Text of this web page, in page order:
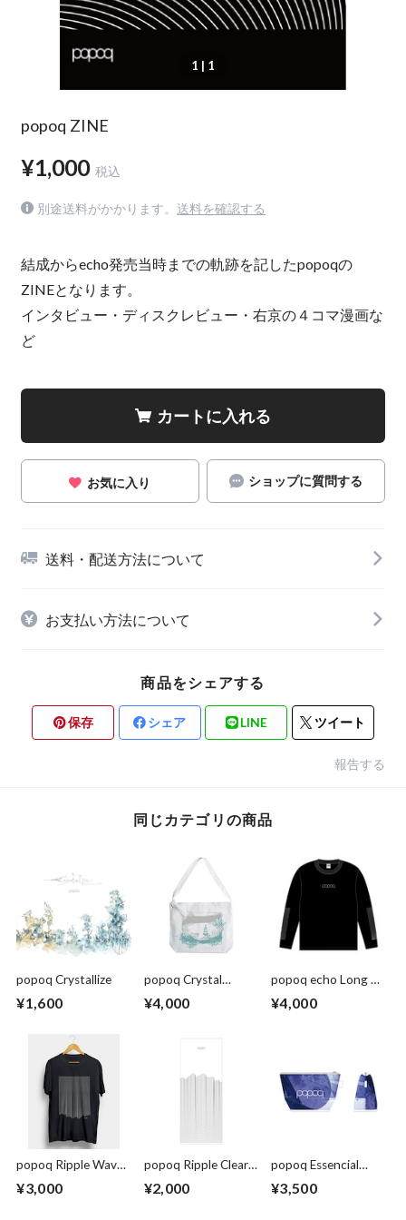
1 | 1
popoq ZINE
¥1,000 税込
別途送料がかかります。 送料を確認する
結成からecho発売当時までの軌跡を記したpopoqの
ZINEとなります。
インタビュー・ディスクレビュー・右京の４コマ漫画な
ど
カートに入れる
お気に入り ショップに質問する
送料・配送方法について
お支払い方法について
商品をシェアする
保存 シェア LINE ツイート
報告する
同じカテゴリの商品
popoq Crystallize
¥1,600
popoq Crystal
¥4,000
popoq echo Long T-
¥4,000
popoq Ripple Wave
¥3,000
popoq Ripple Clear
¥2,000
popoq Essencial
¥3,500